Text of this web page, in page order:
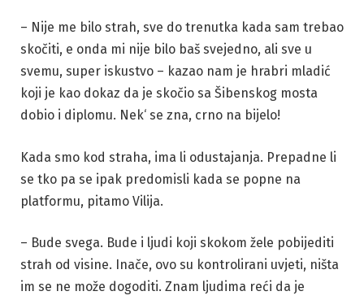
– Nije me bilo strah, sve do trenutka kada sam trebao
skočiti, e onda mi nije bilo baš svejedno, ali sve u
svemu, super iskustvo – kazao nam je hrabri mladić
koji je kao dokaz da je skočio sa Šibenskog mosta
dobio i diplomu. Nek‘ se zna, crno na bijelo!
Kada smo kod straha, ima li odustajanja. Prepadne li
se tko pa se ipak predomisli kada se popne na
platformu, pitamo Vilija.
– Bude svega. Bude i ljudi koji skokom žele pobijediti
strah od visine. Inače, ovo su kontrolirani uvjeti, ništa
im se ne može dogoditi. Znam ljudima reći da je